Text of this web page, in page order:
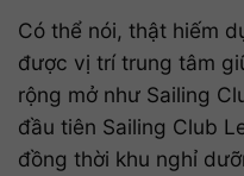
Có thể nói, thật hiếm
được vị trí trung tâm
rộng mở như Sailing
đầu tiên Sailing Club
đồng thời khu nghỉ